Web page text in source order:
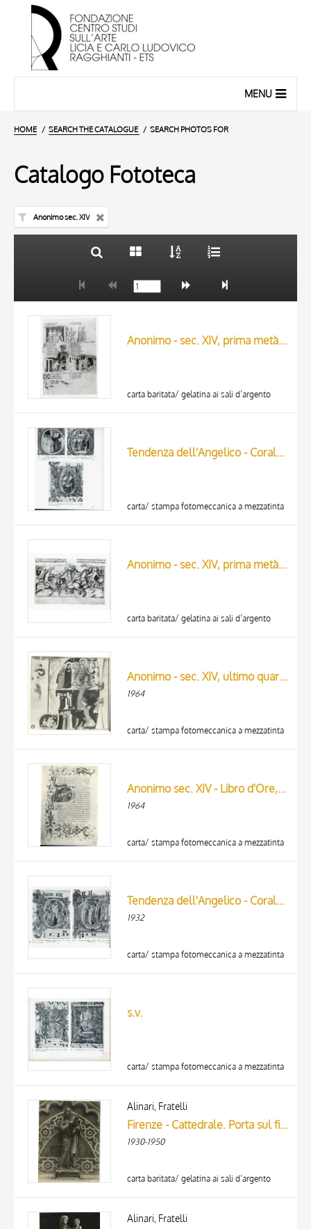
MENU
HOME SEARCH THE CATALOGUE SEARCH PHOTOS FOR
Catalogo Fototeca
Anonimo sec. XIV
AUTHOR
MATERIAL AND TECHNIQUEAnonimo - sec. XIV, prima metà - Venezia, Biblioteca Nazionale Marciana, Codici "Francesi". Fondo Antico, Fr. Z. 17 (= 230), un foglio intero
carta baritata/ gelatina ai sali d’argento
Tendenza dell'Angelico - Corale 3 (1409) c. 39v. - Frati a coro; Tendenza dell'Angelico - Corale 3 (1409) c. 55v. - Danza di David; Lorenzo Monaco - Corale 3 (1409) c. 44v. - Profeta
carta/ stampa fotomeccanica a mezzatinta
Anonimo - sec. XIV, prima metà - Venezia, Biblioteca Nazionale Marciana, Codici "Francesi". Fondo Antico, Fr. Z. 17 (= 230), particolare di un foglio
carta baritata/ gelatina ai sali d’argento
Anonimo - sec. XIV, ultimo quarto - Iniziale miniata, Giudizio Universale
1964
carta/ stampa fotomeccanica a mezzatinta
Anonimo sec. XIV - Libro d'Ore, pagina miniata, intero
1964
carta/ stampa fotomeccanica a mezzatinta
Tendenza dell'Angelico - Corale 3 (1409) c. 22v - Cristo parla agli apostoli/ Tendenza dell'Angelico - Corale 3 (1409) c. 15 - Vocazione degli eletti
1932
carta/ stampa fotomeccanica a mezzatinta
s.v.
carta/ stampa fotomeccanica a mezzatinta
Alinari, Fratelli
Firenze - Cattedrale. Porta sul fianco destro. La Madonna col Figlio. (XIV° secolo)
1930-1950
carta baritata/ gelatina ai sali d’argento
Alinari, Fratelli